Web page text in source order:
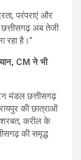
परंपराएं और
अब तेजी
रहा है।”
CM ने भी
मंडल छत्तीसगढ़
की छात्राओं
शरबत, करील के
की समृद्ध